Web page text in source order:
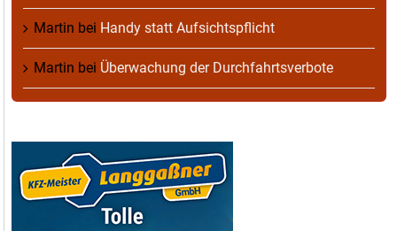
Martin bei Handy statt Aufsichtspflicht
Martin bei Überwachung der Durchfahrtsverbote